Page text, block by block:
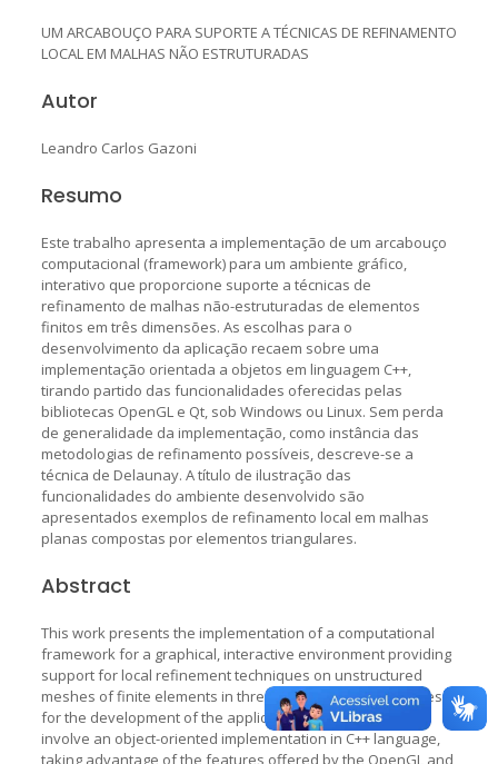
UM ARCABOUÇO PARA SUPORTE A TÉCNICAS DE REFINAMENTO
LOCAL EM MALHAS NÃO ESTRUTURADAS
Autor
Leandro Carlos Gazoni
Resumo
Este trabalho apresenta a implementação de um arcabouço
computacional (framework) para um ambiente gráfico,
interativo que proporcione suporte a técnicas de
refinamento de malhas não-estruturadas de elementos
finitos em três dimensões. As escolhas para o
desenvolvimento da aplicação recaem sobre uma
implementação orientada a objetos em linguagem C++,
tirando partido das funcionalidades oferecidas pelas
bibliotecas OpenGL e Qt, sob Windows ou Linux. Sem perda
de generalidade da implementação, como instância das
metodologias de refinamento possíveis, descreve-se a
técnica de Delaunay. A título de ilustração das
funcionalidades do ambiente desenvolvido são
apresentados exemplos de refinamento local em malhas
planas compostas por elementos triangulares.
Abstract
This work presents the implementation of a computational
framework for a graphical, interactive environment providing
support for local refinement techniques on unstructured
meshes of finite elements in three dimensions. The choices
for the development of the application reported herein
involve an object-oriented implementation in C++ language,
taking advantage of the features offered by the OpenGL and